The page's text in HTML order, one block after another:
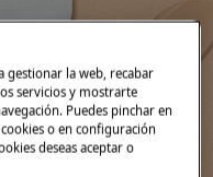
gestionar la web, recabar
servicios y mostrarte
Puedes pinchar en
o en configuración
deseas aceptar o